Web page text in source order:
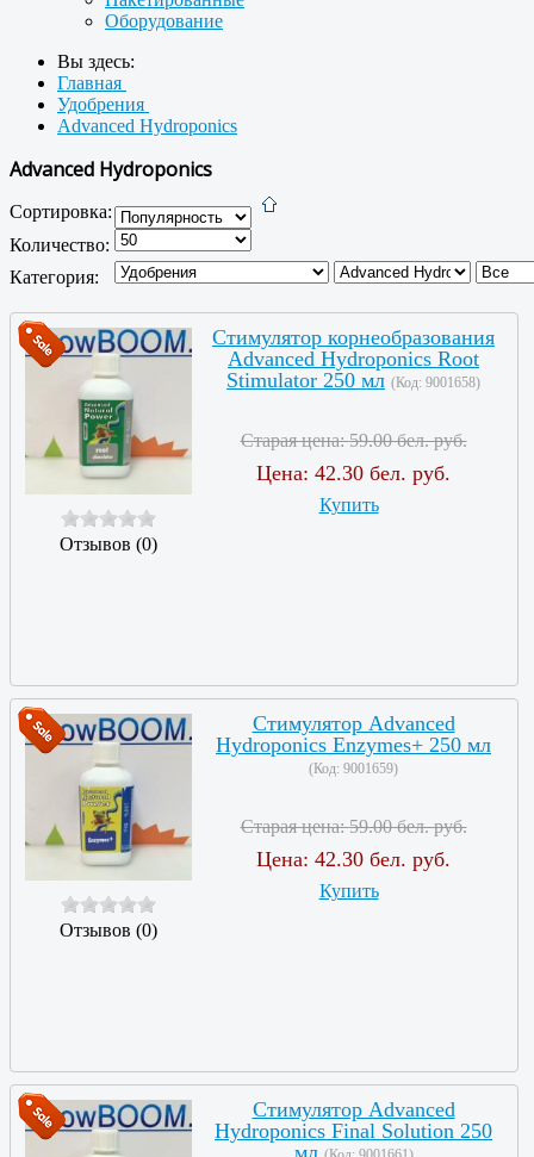
Оборудование
Вы здесь:
Главная
Удобрения
Advanced Hydroponics
Advanced Hydroponics
Сортировка:
Количество:
Категория:
Отзывов (0)
Стимулятор корнеобразования
Advanced Hydroponics Root
Stimulator 250 мл (Код: 9001658)
Старая цена:59.00 бел. руб.
Цена: 42.30 бел. руб.
Купить
Отзывов (0)
Стимулятор Advanced
Hydroponics Enzymes+ 250 мл
(Код: 9001659)
Старая цена:59.00 бел. руб.
Цена: 42.30 бел. руб.
Купить
Стимулятор Advanced
Hydroponics Final Solution 250
мл